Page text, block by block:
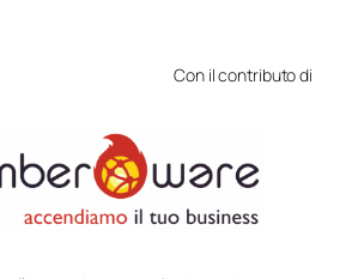
Con il contributo di